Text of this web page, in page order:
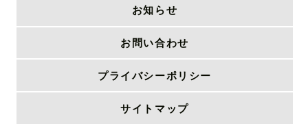
お知らせ
お問い合わせ
プライバシーポリシー
サイトマップ